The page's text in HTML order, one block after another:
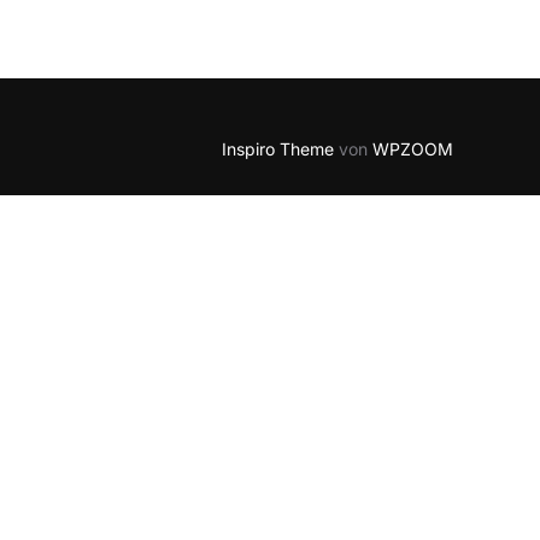
Inspiro Theme von WPZOOM